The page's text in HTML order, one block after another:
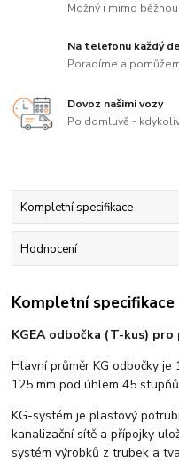
Možný i mimo
Na telefonu každý
Poradíme a
Dovoz našimi vozy
Po domluvě -
Kompletní specifikace
Hodnocení
Kompletní specifikace
KGEA odbočka (T-kus)
Hlavní průměr KG odbočky
125 mm pod úhlem 45
KG-systém je plastový
kanalizační sítě a přípojky
systém výrobků z trubek a